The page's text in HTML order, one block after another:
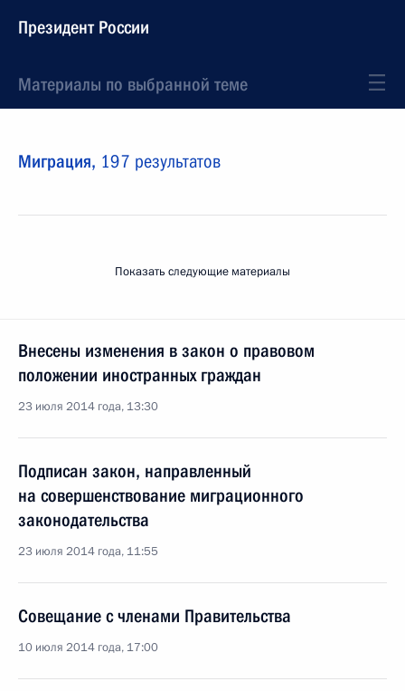
Президент России
Материалы по выбранной теме
Миграция, 197 результатов
Показать следующие материалы
Внесены изменения в закон о правовом
положении иностранных граждан
23 июля 2014 года, 13:30
Подписан закон, направленный
на совершенствование миграционного
законодательства
23 июля 2014 года, 11:55
Совещание с членами Правительства
10 июля 2014 года, 17:00